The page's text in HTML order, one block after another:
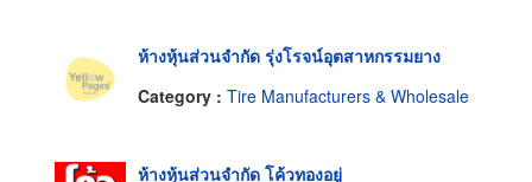
ห้างหุ้นส่วนจำกัด รุ่งโรจน์อุตสาหกรรมยาง
Category : Tire Manufacturers & Wholesale
ห้างหุ้นส่วนจำกัด โค้วทองอยู่